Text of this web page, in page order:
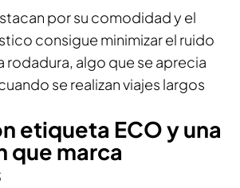
por su comodidad y el
consigue minimizar el ruido
rodadura, algo que se aprecia
se realizan viajes largos
etiqueta ECO y una
que marca